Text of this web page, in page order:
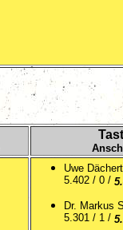
Uwe Dächert
5.402 / 0 /
Dr. Markus
5.301 / 1 /